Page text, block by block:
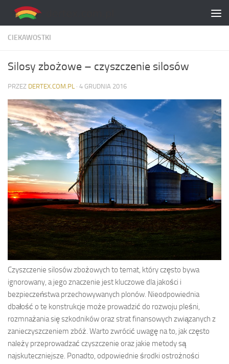
Skip to content
CIEKAWOSTKI
Silosy zbożowe – czyszczenie silosów
PRZEZ DERTEX.COM.PL · 4 GRUDNIA 2016
Czyszczenie silosów zbożowych to temat, który często bywa
ignorowany, a jego znaczenie jest kluczowe dla jakości i
bezpieczeństwa przechowywanych plonów. Nieodpowiednia
dbałość o te konstrukcje może prowadzić do rozwoju pleśni,
rozmnażania się szkodników oraz strat finansowych związanych z
zanieczyszczeniem zbóż. Warto zwrócić uwagę na to, jak często
należy przeprowadzać czyszczenie oraz jakie metody są
najskuteczniejsze. Ponadto, odpowiednie środki ostrożności